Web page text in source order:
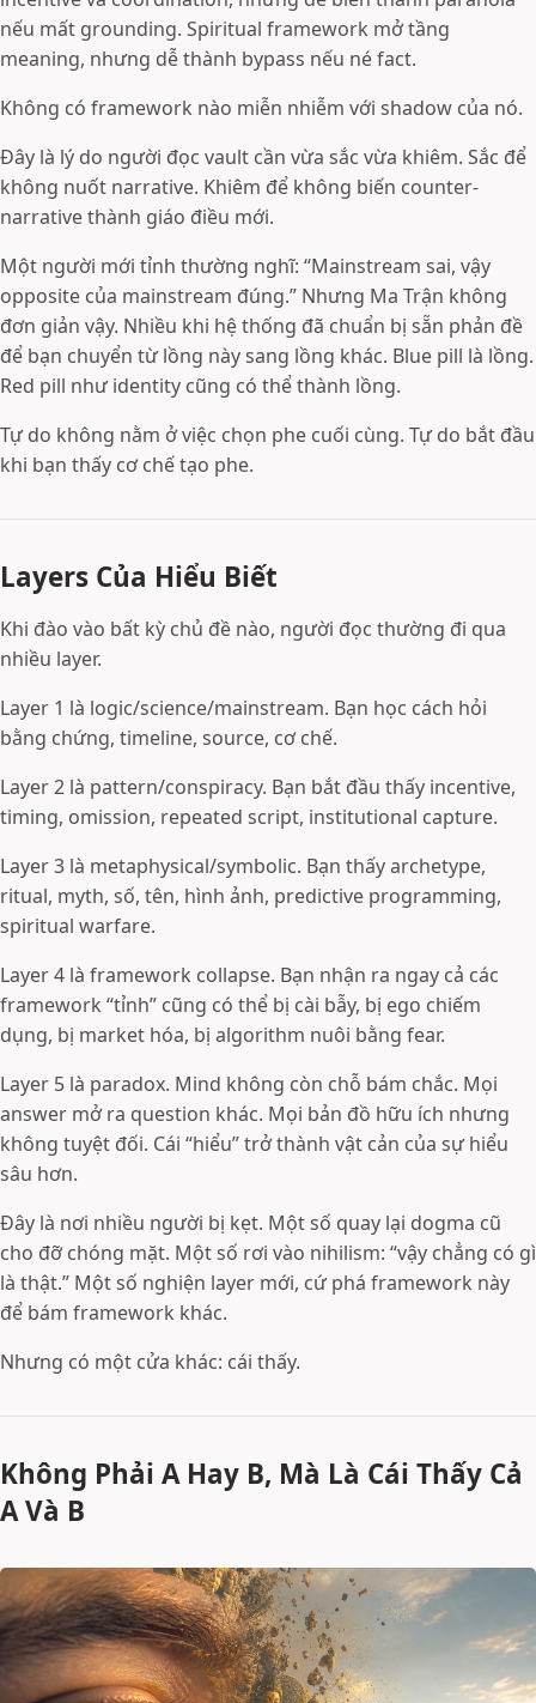
nếu mất grounding. Spiritual framework mở tầng
meaning, nhưng dễ thành bypass nếu né fact.
Không có framework nào miễn nhiễm với shadow của nó.
Đây là lý do người đọc vault cần vừa sắc vừa khiêm. Sắc để
không nuốt narrative. Khiêm để không biến counter-
narrative thành giáo điều mới.
Một người mới tỉnh thường nghĩ: “Mainstream sai, vậy
opposite của mainstream đúng.” Nhưng Ma Trận không
đơn giản vậy. Nhiều khi hệ thống đã chuẩn bị sẵn phản đề
để bạn chuyển từ lồng này sang lồng khác. Blue pill là lồng.
Red pill như identity cũng có thể thành lồng.
Tự do không nằm ở việc chọn phe cuối cùng. Tự do bắt đầu
khi bạn thấy cơ chế tạo phe.
Layers Của Hiểu Biết
Khi đào vào bất kỳ chủ đề nào, người đọc thường đi qua
nhiều layer.
Layer 1 là logic/science/mainstream. Bạn học cách hỏi
bằng chứng, timeline, source, cơ chế.
Layer 2 là pattern/conspiracy. Bạn bắt đầu thấy incentive,
timing, omission, repeated script, institutional capture.
Layer 3 là metaphysical/symbolic. Bạn thấy archetype,
ritual, myth, số, tên, hình ảnh, predictive programming,
spiritual warfare.
Layer 4 là framework collapse. Bạn nhận ra ngay cả các
framework “tỉnh” cũng có thể bị cài bẫy, bị ego chiếm
dụng, bị market hóa, bị algorithm nuôi bằng fear.
Layer 5 là paradox. Mind không còn chỗ bám chắc. Mọi
answer mở ra question khác. Mọi bản đồ hữu ích nhưng
không tuyệt đối. Cái “hiểu” trở thành vật cản của sự hiểu
sâu hơn.
Đây là nơi nhiều người bị kẹt. Một số quay lại dogma cũ
cho đỡ chóng mặt. Một số rơi vào nihilism: “vậy chẳng có gì
là thật.” Một số nghiện layer mới, cứ phá framework này
để bám framework khác.
Nhưng có một cửa khác: cái thấy.
Không Phải A Hay B, Mà Là Cái Thấy Cả
A Và B